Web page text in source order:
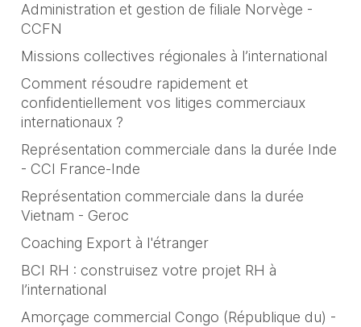
Administration et gestion de filiale Norvège -
CCFN
Missions collectives régionales à l’international
Comment résoudre rapidement et
confidentiellement vos litiges commerciaux
internationaux ?
Représentation commerciale dans la durée Inde
- CCI France-Inde
Représentation commerciale dans la durée
Vietnam - Geroc
Coaching Export à l'étranger
BCI RH : construisez votre projet RH à
l’international
Amorçage commercial Congo (République du) -